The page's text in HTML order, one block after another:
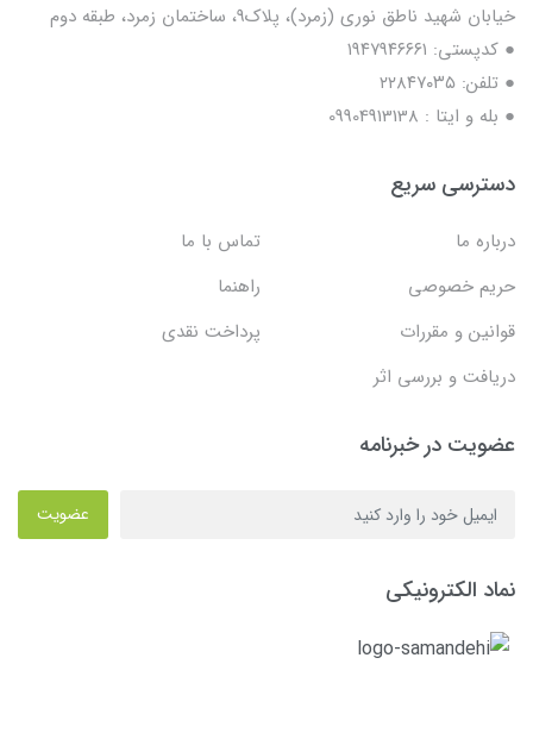
خیابان شهید ناطق نوری (زمرد)، پلاک9، ساختمان زمرد، طبقه دوم
● کدپستی: ۱۹۴۷۹۴۶۶۶۱
● تلفن: ٢٢٨۴٧۰۳۵
● بله و ایتا : 09904913138
دسترسی سریع
درباره ما
تماس با ما
حریم خصوصی
راهنما
قوانین و مقررات
پرداخت نقدی
دریافت و بررسی اثر
عضویت در خبرنامه
عضویت
نماد الکترونیکی